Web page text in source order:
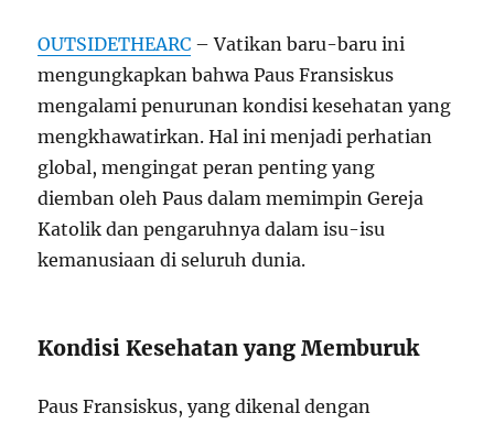
OUTSIDETHEARC – Vatikan baru-baru ini
mengungkapkan bahwa Paus Fransiskus
mengalami penurunan kondisi kesehatan yang
mengkhawatirkan. Hal ini menjadi perhatian
global, mengingat peran penting yang
diemban oleh Paus dalam memimpin Gereja
Katolik dan pengaruhnya dalam isu-isu
kemanusiaan di seluruh dunia.
Kondisi Kesehatan yang Memburuk
Paus Fransiskus, yang dikenal dengan